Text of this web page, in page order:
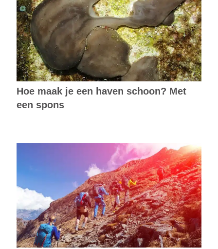
Hoe maak je een haven schoon? Met
een spons